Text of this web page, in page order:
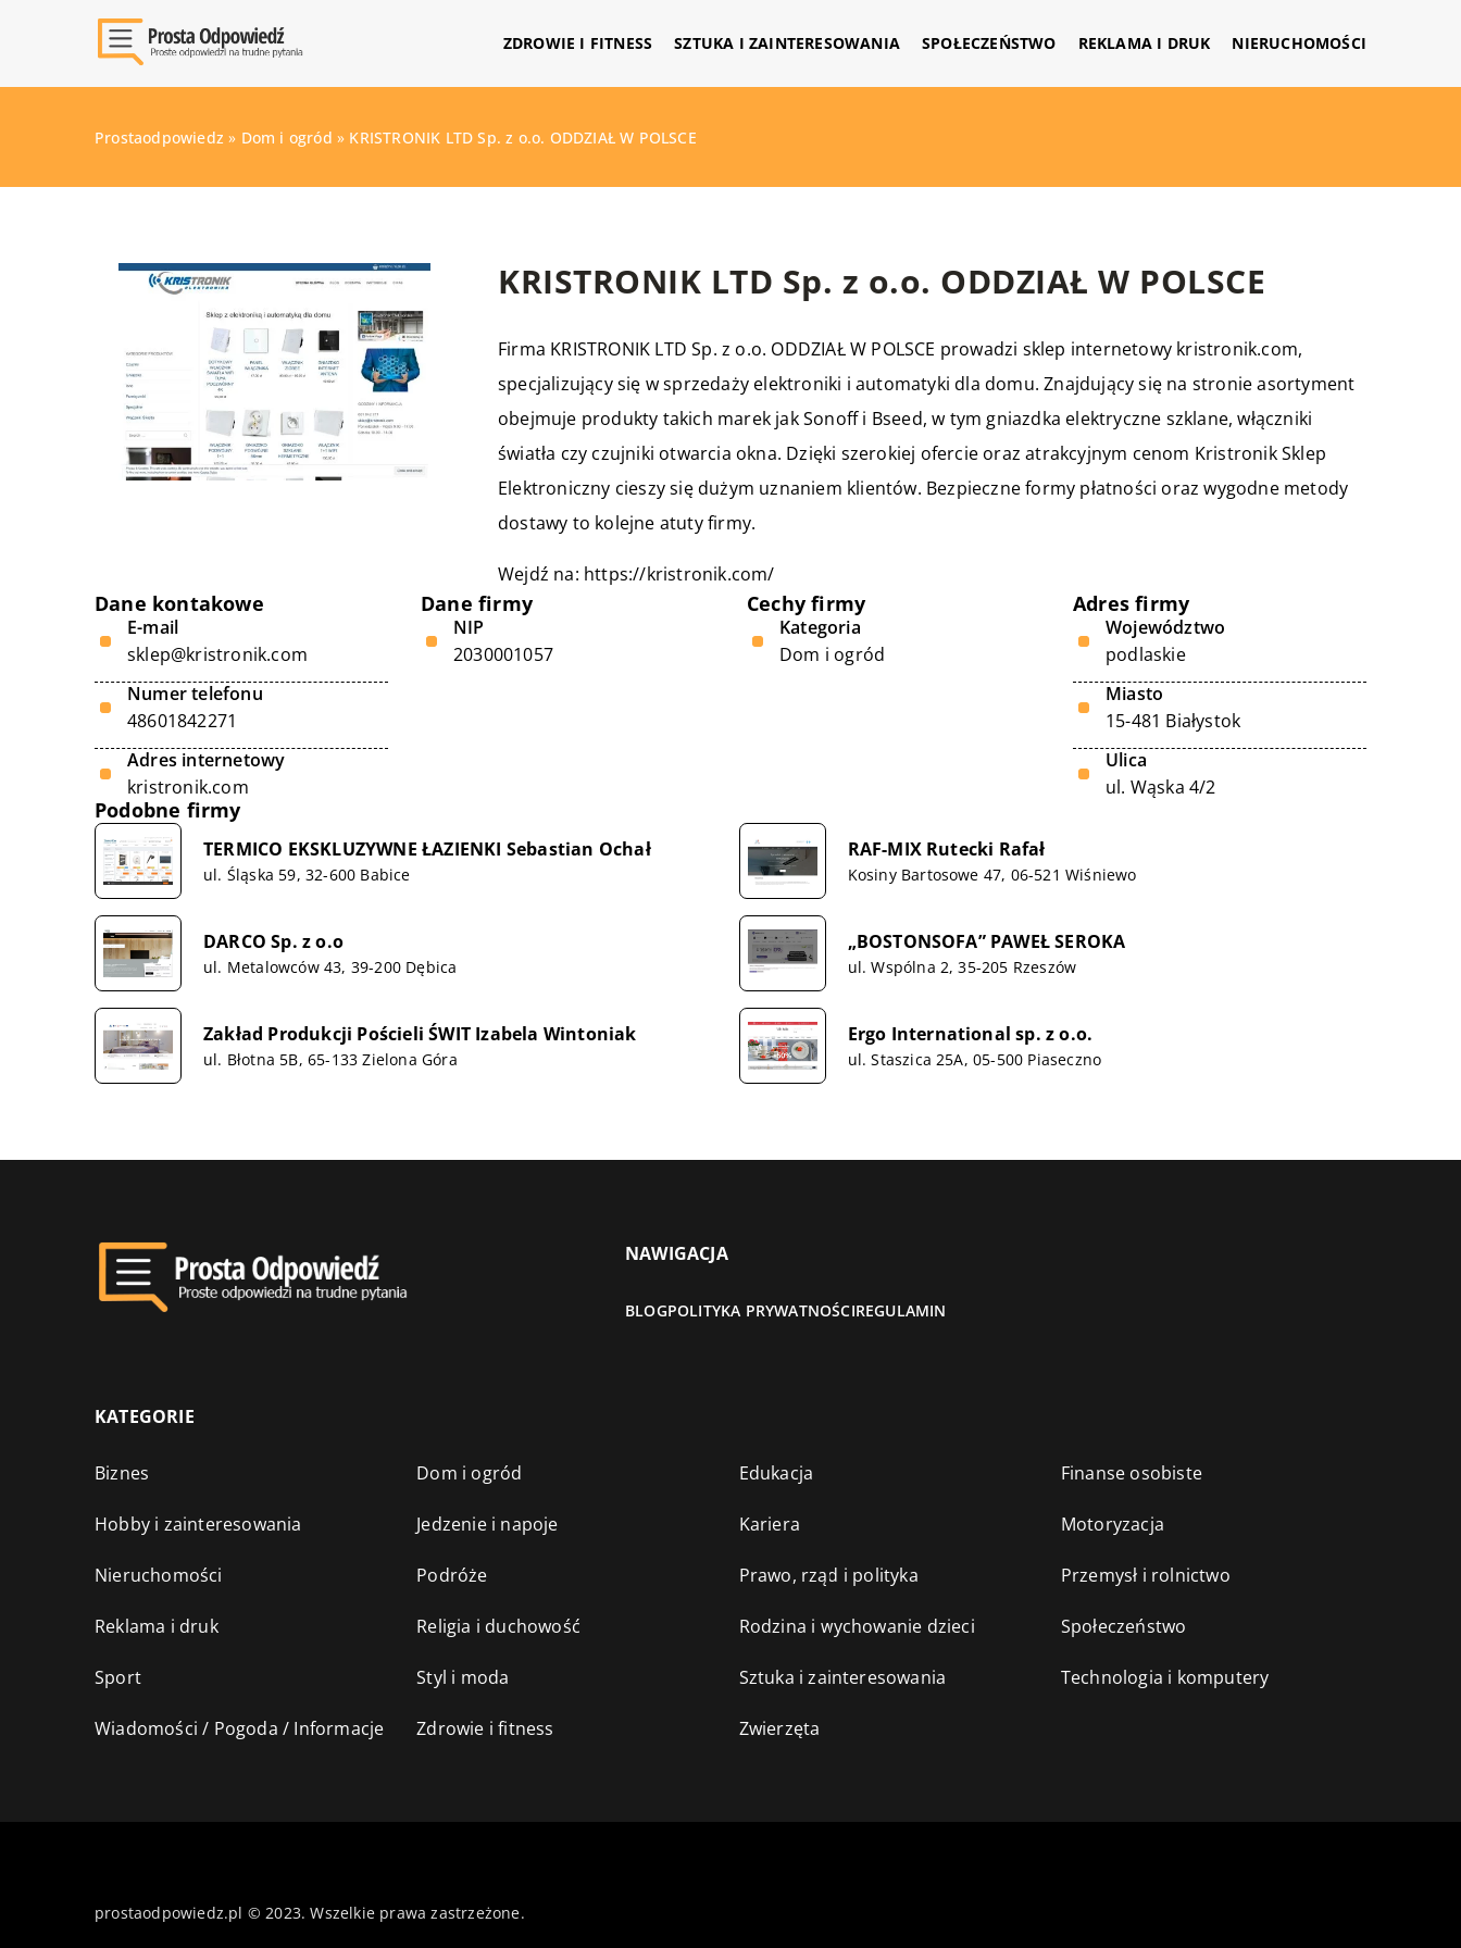
ZDROWIE I FITNESS SZTUKA I ZAINTERESOWANIA SPOŁECZEŃSTWO REKLAMA I DRUK NIERUCHOMOŚCI
Prostaodpowiedz » Dom i ogród » KRISTRONIK LTD Sp. z o.o. ODDZIAŁ W POLSCE
KRISTRONIK LTD Sp. z o.o. ODDZIAŁ W POLSCE
Firma KRISTRONIK LTD Sp. z o.o. ODDZIAŁ W POLSCE prowadzi sklep internetowy kristronik.com,
specjalizujący się w sprzedaży elektroniki i automatyki dla domu. Znajdujący się na stronie asortyment
obejmuje produkty takich marek jak Sonoff i Bseed, w tym gniazdka elektryczne szklane, włączniki
światła czy czujniki otwarcia okna. Dzięki szerokiej ofercie oraz atrakcyjnym cenom Kristronik Sklep
Elektroniczny cieszy się dużym uznaniem klientów. Bezpieczne formy płatności oraz wygodne metody
dostawy to kolejne atuty firmy.
Wejdź na: https://kristronik.com/
Dane kontakowe
E-mail
sklep@kristronik.com
Numer telefonu
48601842271
Adres internetowy
kristronik.com
Dane firmy
NIP
2030001057
Cechy firmy
Kategoria
Dom i ogród
Adres firmy
Województwo
podlaskie
Miasto
15-481 Białystok
Ulica
ul. Wąska 4/2
Podobne firmy
TERMICO EKSKLUZYWNE ŁAZIENKI Sebastian Ochał
ul. Śląska 59, 32-600 Babice
RAF-MIX Rutecki Rafał
Kosiny Bartosowe 47, 06-521 Wiśniewo
DARCO Sp. z o.o
ul. Metalowców 43, 39-200 Dębica
„BOSTONSOFA” PAWEŁ SEROKA
ul. Wspólna 2, 35-205 Rzeszów
Zakład Produkcji Pościeli ŚWIT Izabela Wintoniak
ul. Błotna 5B, 65-133 Zielona Góra
Ergo International sp. z o.o.
ul. Staszica 25A, 05-500 Piaseczno
NAWIGACJA
BLOGPOLITYKA PRYWATNOŚCIREGULAMIN
KATEGORIE
Biznes Dom i ogród Edukacja Finanse osobiste
Hobby i zainteresowania Jedzenie i napoje Kariera Motoryzacja
Nieruchomości Podróże Prawo, rząd i polityka Przemysł i rolnictwo
Reklama i druk Religia i duchowość Rodzina i wychowanie dzieci Społeczeństwo
Sport Styl i moda Sztuka i zainteresowania Technologia i komputery
Wiadomości / Pogoda / Informacje Zdrowie i fitness Zwierzęta
prostaodpowiedz.pl © 2023. Wszelkie prawa zastrzeżone.